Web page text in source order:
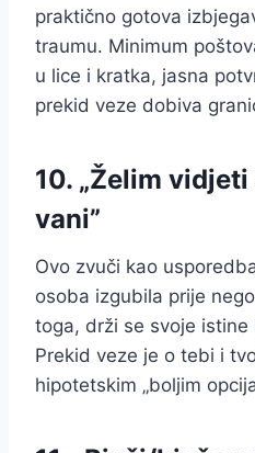
praktično gotova
traumu. Minimum
u lice i kratka, jasna
prekid veze dobiva
10. „Želim
vani”
Ovo zvuči kao
osoba izgubila prije
toga, drži se svoje
Prekid veze je o tebi i
hipotetskim „boljim